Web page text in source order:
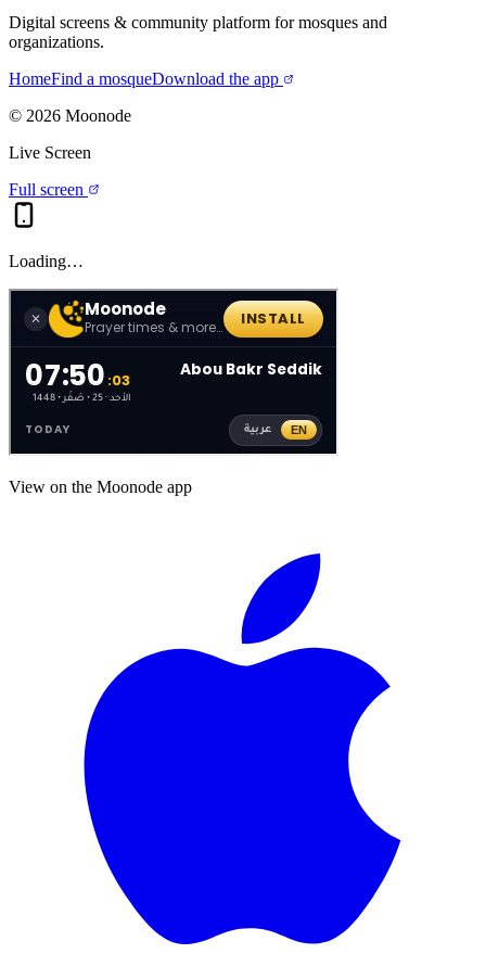
Digital screens & community platform for mosques and
organizations.
HomeFind a mosqueDownload the app
© 2026 Moonode
Live Screen
Full screen
Loading…
View on the Moonode app